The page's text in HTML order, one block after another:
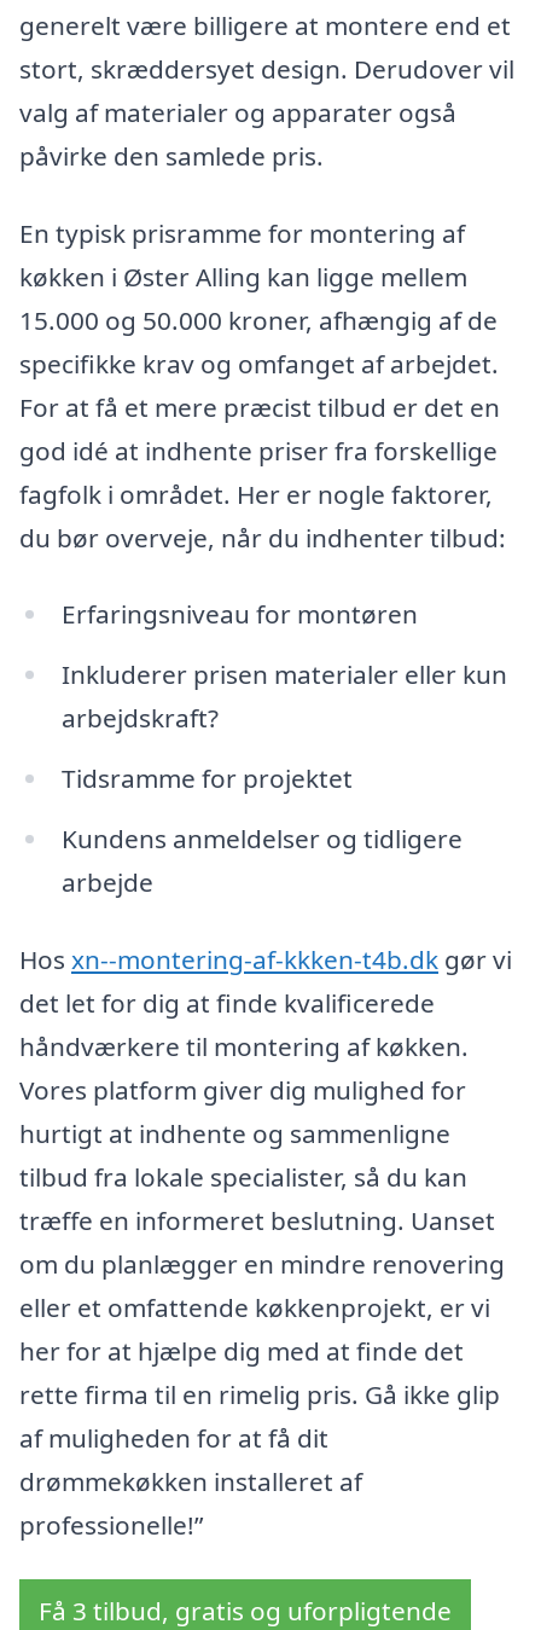
generelt være billigere at montere end et
stort, skræddersyet design. Derudover vil
valg af materialer og apparater også
påvirke den samlede pris.
En typisk prisramme for montering af
køkken i Øster Alling kan ligge mellem
15.000 og 50.000 kroner, afhængig af de
specifikke krav og omfanget af arbejdet.
For at få et mere præcist tilbud er det en
god idé at indhente priser fra forskellige
fagfolk i området. Her er nogle faktorer,
du bør overveje, når du indhenter tilbud:
Erfaringsniveau for montøren
Inkluderer prisen materialer eller kun
arbejdskraft?
Tidsramme for projektet
Kundens anmeldelser og tidligere
arbejde
Hos xn--montering-af-kkken-t4b.dk gør vi
det let for dig at finde kvalificerede
håndværkere til montering af køkken.
Vores platform giver dig mulighed for
hurtigt at indhente og sammenligne
tilbud fra lokale specialister, så du kan
træffe en informeret beslutning. Uanset
om du planlægger en mindre renovering
eller et omfattende køkkenprojekt, er vi
her for at hjælpe dig med at finde det
rette firma til en rimelig pris. Gå ikke glip
af muligheden for at få dit
drømmekøkken installeret af
professionelle!”
Få 3 tilbud, gratis og uforpligtende